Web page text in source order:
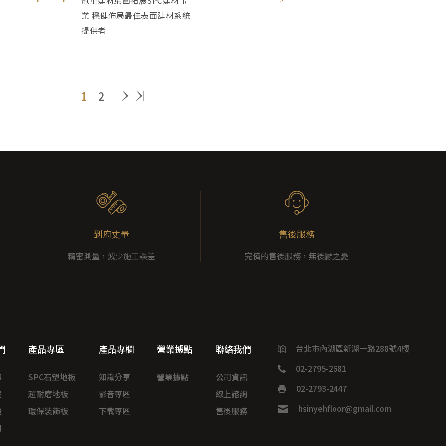
業 穩健佈局最佳表面建材系統
提供者
1 2
到府丈量
精密測量，減少施工誤差
售後服務
完備的售後服務，無後顧之憂
產品專區
SPC石塑地板
超耐磨地板
環保裝飾板
產品專欄
知識分享
影音專區
下載專區
營業據點
營業據點
聯絡我們
公司資訊
線上諮詢
售後服務
台北市內湖區新湖一路288號4樓
02-2795-2681
02-2793-2447
hsinyehfloor@gmail.com